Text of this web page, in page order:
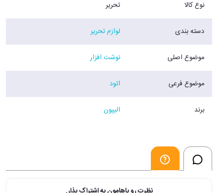
نوع کالا تحریر
دسته بندی لوازم تحریر
موضوع اصلی نوشت افزار
موضوع فرعی اتود
برند الیپون